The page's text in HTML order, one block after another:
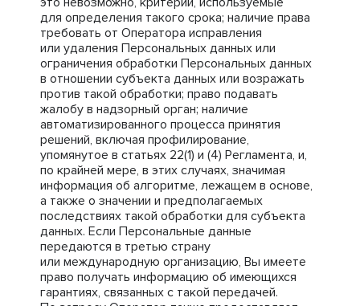
для определения такого срока; наличие права
требовать от Оператора исправления
или удаления Персональных данных или
ограничения обработки Персональных данных
в отношении субъекта данных или возражать
против такой обработки; право подавать
жалобу в надзорный орган; наличие
автоматизированного процесса принятия
решений, включая профилирование,
упомянутое в статьях 22(1) и (4) Регламента, и,
по крайней мере, в этих случаях, значимая
информация об алгоритме, лежащем в основе,
а также о значении и предполагаемых
последствиях такой обработки для субъекта
данных. Если Персональные данные
передаются в третью страну
или международную организацию, Вы имеете
право получать информацию об имеющихся
гарантиях, связанных с такой передачей.